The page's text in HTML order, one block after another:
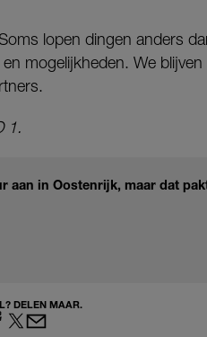
lopen dingen anders
mogelijkheden. We
1.
aan in Oostenrijk, maar dat
DELEN MAAR.